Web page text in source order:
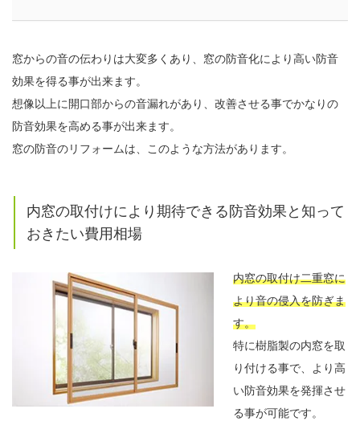
窓からの音の伝わりは大変多くあり、窓の防音化により高い防音
効果を得る事が出来ます。
想像以上に開口部からの音漏れがあり、改善させる事でかなりの
防音効果を高める事が出来ます。
窓の防音のリフォームは、このような方法があります。
内窓の取付けにより期待できる防音効果と知って
おきたい費用相場
内窓の取付け二重窓に
より音の侵入を防ぎま
す。
特に樹脂製の内窓を取
り付ける事で、より高
い防音効果を発揮させ
る事が可能です。